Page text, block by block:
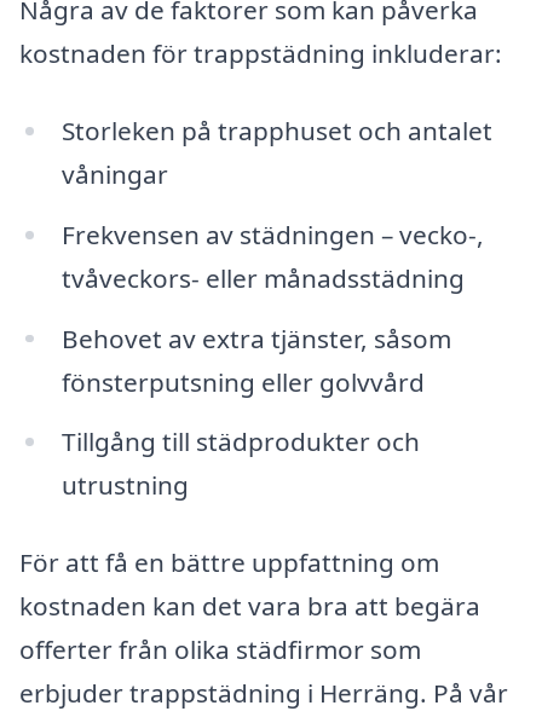
Några av de faktorer som kan påverka
kostnaden för trappstädning inkluderar:
Storleken på trapphuset och antalet
våningar
Frekvensen av städningen – vecko-,
tvåveckors- eller månadsstädning
Behovet av extra tjänster, såsom
fönsterputsning eller golvvård
Tillgång till städprodukter och
utrustning
För att få en bättre uppfattning om
kostnaden kan det vara bra att begära
offerter från olika städfirmor som
erbjuder trappstädning i Herräng. På vår